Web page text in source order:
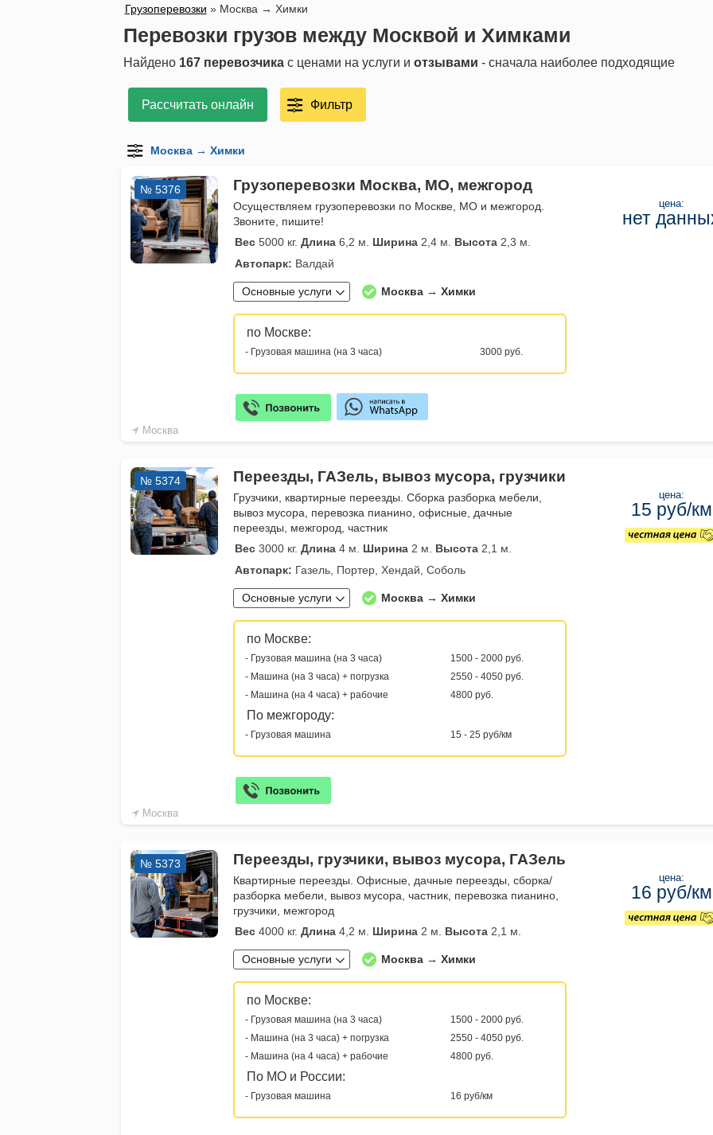
Грузоперевозки » Москва → Химки
Перевозки грузов между Москвой и Химками
Найдено 167 перевозчикас ценами на услуги и отзывами - сначала наиболее подходящие
Рассчитать онлайн Фильтр
Москва
№ 5376 Грузоперевозки Москва, МО, межгород
Осуществляем грузоперевозки по Москве, МО и межгород.
Звоните, пишите!
Вес 5000 кг. Длина 6,2 м. Ширина 2,4 м. Высота 2,3 м.
Автопарк: Валдай
Основные услуги Москва → Химки
по Москве:
- Грузовая машина (на 3 часа) 3000 руб.
цена:
нет
Москва
№ 5374 Переезды, ГАЗель, вывоз мусора, грузчики
Грузчики, квартирные переезды. Сборка разборка мебели,
вывоз мусора, перевозка пианино, офисные, дачные
переезды, межгород, частник
Вес 3000 кг. Длина 4 м. Ширина 2 м. Высота 2,1 м.
Автопарк: Газель, Портер, Хендай, Соболь
Основные услуги Москва → Химки
по Москве:
- Грузовая машина (на 3 часа)
1500 - 2000 руб.
- Машина (на 3 часа) + погрузка
2550 - 4050 руб.
- Машина (на 4 часа) + рабочие
4800 руб.
По межгороду:
- Грузовая машина 15 - 25 руб/км
цена:
15 руб/км
№ 5373 Переезды, грузчики, вывоз мусора, ГАЗель
Квартирные переезды. Офисные, дачные переезды, сборка/
разборка мебели, вывоз мусора, частник, перевозка пианино,
грузчики, межгород
Вес 4000 кг. Длина 4,2 м. Ширина 2 м. Высота 2,1 м.
Основные услуги Москва → Химки
по Москве:
- Грузовая машина (на 3 часа)
1500 - 2000 руб.
- Машина (на 3 часа) + погрузка
2550 - 4050 руб.
- Машина (на 4 часа) + рабочие
4800 руб.
По МО и России:
- Грузовая машина 16 руб/км
цена:
16 руб/км